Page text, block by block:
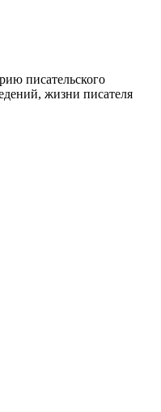
писательского
жизни писателя